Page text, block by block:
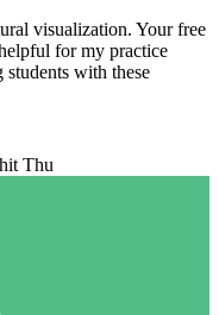
visualization. Your free
for my practice
with these
Thu